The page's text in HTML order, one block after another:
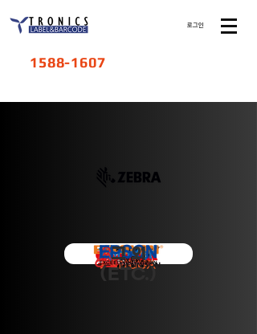
로그인
1588-1607
CMM
​그 외
(ETC.)